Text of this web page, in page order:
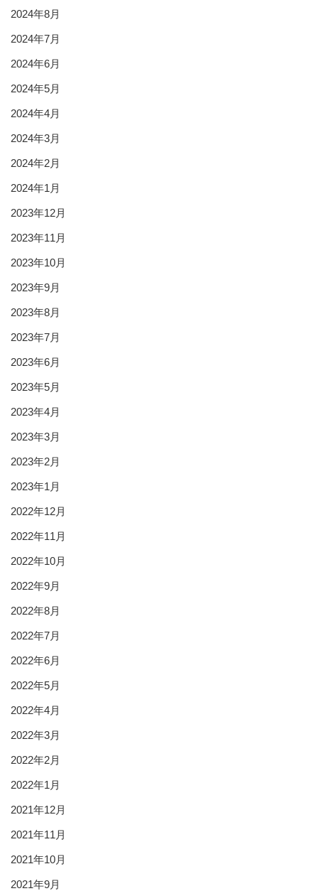
2024年8月
2024年7月
2024年6月
2024年5月
2024年4月
2024年3月
2024年2月
2024年1月
2023年12月
2023年11月
2023年10月
2023年9月
2023年8月
2023年7月
2023年6月
2023年5月
2023年4月
2023年3月
2023年2月
2023年1月
2022年12月
2022年11月
2022年10月
2022年9月
2022年8月
2022年7月
2022年6月
2022年5月
2022年4月
2022年3月
2022年2月
2022年1月
2021年12月
2021年11月
2021年10月
2021年9月